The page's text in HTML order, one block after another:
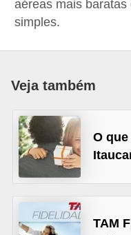
aéreas mais
simples.
Veja também
O
TAM
n
c
e
n
s
t
u